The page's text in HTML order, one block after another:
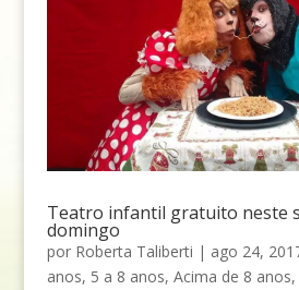
Teatro infantil gratuito neste
domingo
por Roberta Taliberti | ago 24,
anos, 5 a 8 anos, Acima de 8 anos,